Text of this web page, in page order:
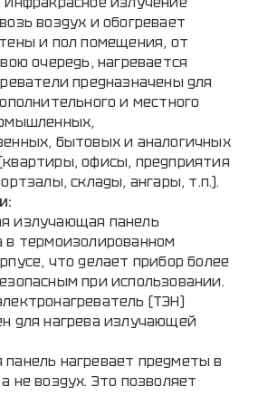
воздух и обогревает
и пол помещения, от
очередь, нагревается
предназначены для
и местного
бытовых и аналогичных
офисы, предприятия
склады, ангары, т.п.).
излучающая панель
в термоизолированном
что делает прибор более
при использовании.
(ТЭН)
для нагрева излучающей
нагревает предметы в
не воздух. Это позволяет